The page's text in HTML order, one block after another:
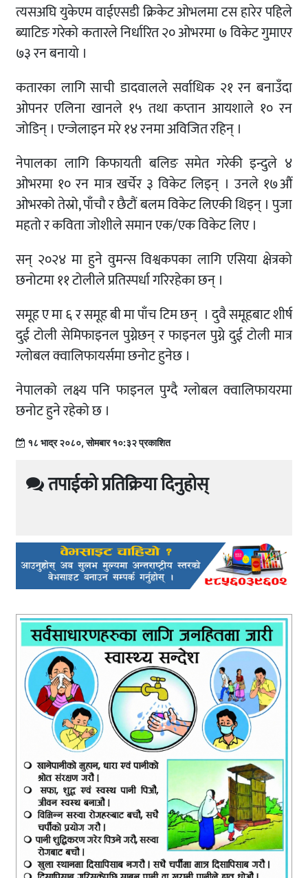
त्यसअघि युकेएम वाईएसडी क्रिकेट ओभलमा टस हारेर पहिले
ब्याटिङ गरेको कतारले निर्धारित २० ओभरमा ७ विकेट गुमाएर
७३ रन बनायो ।
कतारका लागि साची डादवालले सर्वाधिक २१ रन बनाउँदा
ओपनर एलिना खानले १५ तथा कप्तान आयशाले १० रन
जोडिन् । एन्जेलाइन मरे १४ रनमा अविजित रहिन् ।
नेपालका लागि किफायती बलिङ समेत गरेकी इन्दुले ४
ओभरमा १० रन मात्र खर्चेर ३ विकेट लिइन् । उनले १७औं
ओभरको तेस्रो, पाँचौ र छैटौं बलम विकेट लिएकी थिइन् । पुजा
महतो र कविता जोशीले समान एक/एक विकेट लिए ।
सन् २०२४ मा हुने वुमन्स विश्वकपका लागि एसिया क्षेत्रको
छनोटमा ११ टोलीले प्रतिस्पर्धा गरिरहेका छन् ।
समूह ए मा ६ र समूह बी मा पाँच टिम छन् । दुवै समूहबाट शीर्ष
दुई टोली सेमिफाइनल पुग्नेछन् र फाइनल पुग्ने दुई टोली मात्र
ग्लोबल क्वालिफायर्समा छनोट हुनेछ ।
नेपालको लक्ष्य पनि फाइनल पुग्दै ग्लोबल क्वालिफायरमा
छनोट हुने रहेको छ ।
१८ भाद्र २०८०, सोमबार १०:३२ प्रकाशित
तपाईको प्रतिक्रिया दिनुहोस्